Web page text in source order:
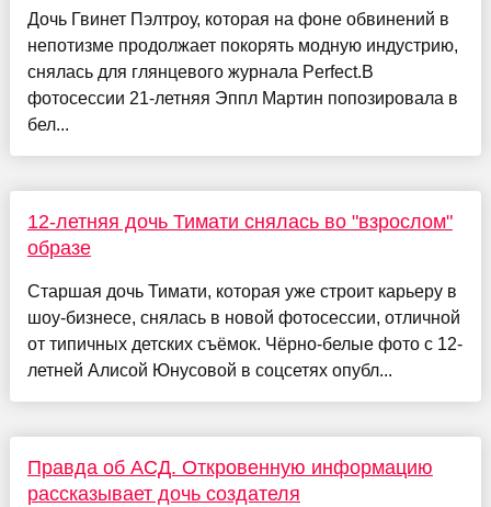
Дочь Гвинет Пэлтроу, которая на фоне обвинений в
непотизме продолжает покорять модную индустрию,
снялась для глянцевого журнала Perfect.В
фотосессии 21-летняя Эппл Мартин попозировала в
бел...
12-летняя дочь Тимати снялась во "взрослом"
образе
Старшая дочь Тимати, которая уже строит карьеру в
шоу-бизнесе, снялась в новой фотосессии, отличной
от типичных детских съёмок. Чёрно-белые фото с 12-
летней Алисой Юнусовой в соцсетях опубл...
Правда об АСД. Откровенную информацию
рассказывает дочь создателя